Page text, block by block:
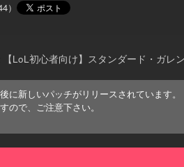
）
【LoL初心者向け】スタンダード・ガレ
新しいパッチがリリースされています。
ので、ご注意下さい。